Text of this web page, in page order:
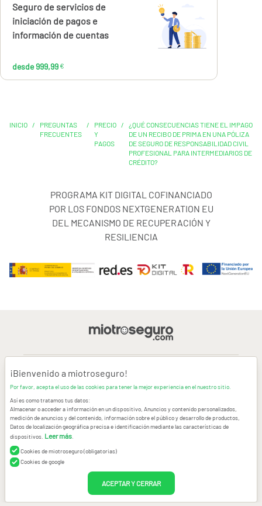
Calcúlalo ahora
Seguro de servicios de
iniciación de pagos e
información de cuentas
desde 999,99 €
999,99€
INICIO /
PREGUNTAS
FRECUENTES
/
PRECIO
Y
PAGOS
/
¿QUÉ CONSECUENCIAS TIENE EL IMPAGO
DE UN RECIBO DE PRIMA EN UNA PÓLIZA
DE SEGURO DE RESPONSABILIDAD CIVIL
PROFESIONAL PARA INTERMEDIARIOS DE
CRÉDITO?
PROGRAMA KIT DIGITAL COFINANCIADO
POR LOS FONDOS NEXTGENERATION EU
DEL MECANISMO DE RECUPERACIÓN Y
RESILIENCIA
AVISO LEGAL
CONDICIONES GENERALES DE USO
POLÍTICA DE PRIVACIDAD|CANAL DE DENUNCIAS|COOKIES
CONTACTAR
© Copyright miotroseguro.com 2026. Todos los derechos reservados
¡Bienvenido a miotroseguro!
Por favor, acepta el uso de las cookies para tener la mejor experiencia en el nuestro sitio.
Así es como tratamos tus datos:
Almacenar o acceder a información en un dispositivo, Anuncios y contenido personalizados,
medición de anuncios y del contenido, información sobre el público y desarrollo de productos,
Datos de localización geográfica precisa e identificación mediante las características de
dispositivos. Leer más
Cookies de miotroseguro (obligatorias)
Cookies de google
ACEPTAR Y CERRAR